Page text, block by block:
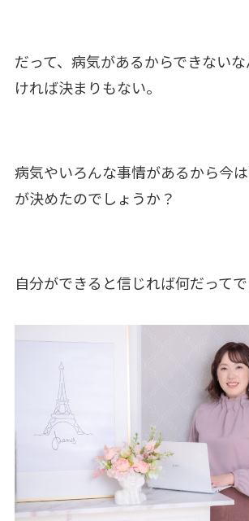
だって、病気があるからできない
ければ決まりもない。
病気やいろんな事情があるから今
が決めたのでしょうか？
自分ができると信じれば何だってで